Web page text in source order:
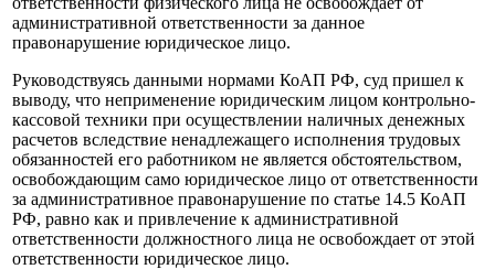
административной ответственности за данное
правонарушение юридическое лицо.
Руководствуясь данными нормами КоАП РФ, суд пришел к
выводу, что неприменение юридическим лицом контрольно-
кассовой техники при осуществлении наличных денежных
расчетов вследствие ненадлежащего исполнения трудовых
обязанностей его работником не является обстоятельством,
освобождающим само юридическое лицо от ответственности
за административное правонарушение по статье 14.5 КоАП
РФ, равно как и привлечение к административной
ответственности должностного лица не освобождает от этой
ответственности юридическое лицо.